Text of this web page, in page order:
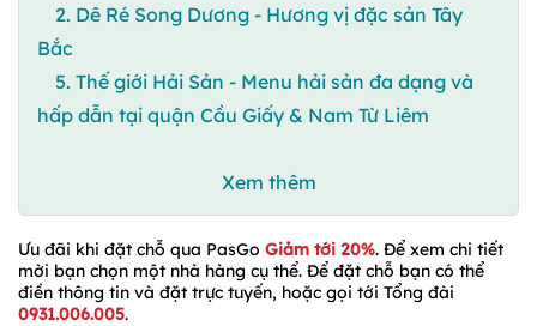
2. Dê Ré Song Dương - Hương vị đặc sản Tây
Bắc
5. Thế giới Hải Sản - Menu hải sản đa dạng và
hấp dẫn tại quận Cầu Giấy & Nam Từ Liêm
Xem thêm
Ưu đãi khi đặt chỗ qua PasGo Giảm tới 20%. Để xem chi tiết
mời bạn chọn một nhà hàng cụ thể. Để đặt chỗ bạn có thể
điền thông tin và đặt trực tuyến, hoặc gọi tới Tổng đài
0931.006.005.